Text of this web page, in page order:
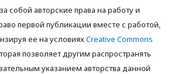
собой авторские права на работу и
первой публикации вместе с работой,
ее на условияхCreative Commons
позволяет другим распространять
указанием авторства данной